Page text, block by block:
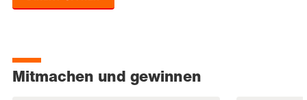
Mitmachen und gewinnen